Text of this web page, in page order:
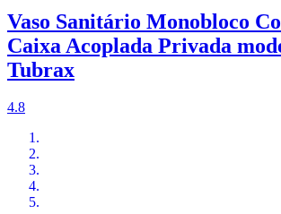
Vaso Sanitário Monobloco
Caixa Acoplada Privada
Tubrax
4.8